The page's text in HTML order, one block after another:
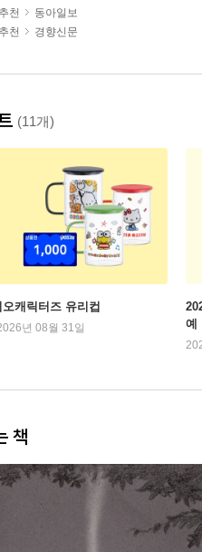
천
동아일보
천 경향신문
(11개)
캐릭터즈 유리컵
년 08월 31일
예
책